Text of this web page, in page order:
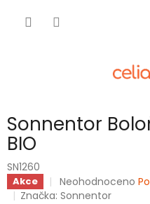
Sonnentor
BIO
SN1260
Akce
Průměrné
hodnocení
Neohodnoceno
Značka:Sonnentor